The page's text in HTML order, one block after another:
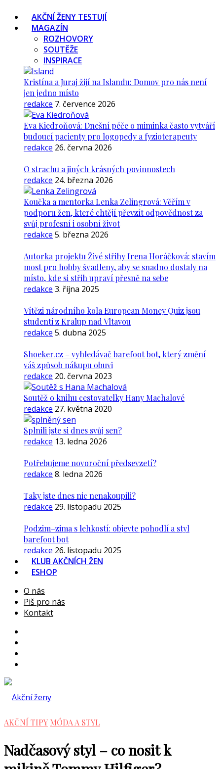
AKČNÍ ŽENY TESTUJÍ
MAGAZÍN
ROZHOVORY
SOUTĚŽE
INSPIRACE
Kristína a Juraj žijí na Islandu: Domov pro nás není
jen jedno místo
redakce 7. července 2026
Eva Kiedroňová: Dnešní péče o miminka často vytváří
budoucí pacienty pro logopedy a fyzioterapeuty
redakce 26. června 2026
O strachu a jiných krásných povinnostech
redakce 24. března 2026
Koučka a mentorka Lenka Zelingrová: Věřím v
podporu žen, které chtějí převzít odpovědnost za
svůj profesní i osobní život
redakce 5. března 2026
Autorka projektu Živé střihy Irena Horáčková: stavím
most pro hobby švadleny, aby se snadno dostaly na
místo, kde si střih upraví přesně na sebe
redakce 3. října 2025
Vítězi národního kola European Money Quiz jsou
studenti z Kralup nad Vltavou
redakce 5. dubna 2025
Shoeker.cz – vyhledávač barefoot bot, který změní
váš způsob nákupu obuvi
redakce 20. června 2023
Soutěž o knihu cestovatelky Hany Machalové
redakce 27. května 2020
Splnili jste si dnes svůj sen?
redakce 13. ledna 2026
Potřebujeme novoroční předsevzetí?
redakce 8. ledna 2026
Taky jste dnes nic nenakoupili?
redakce 29. listopadu 2025
Podzim–zima s lehkostí: objevte pohodlí a styl
barefoot bot
redakce 26. listopadu 2025
KLUB AKČNÍCH ŽEN
ESHOP
O nás
Piš pro nás
Kontakt
AKČNÍ TIPY MÓDA A STYL
Nadčasový styl – co nosit k